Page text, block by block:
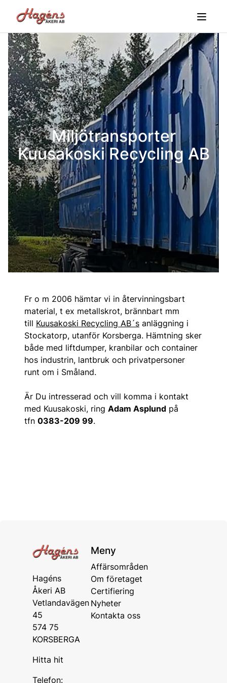
Miljötransporter
Kuusakoski Recycling AB
Fr o m 2006 hämtar vi in återvinningsbart
material, t ex metallskrot, brännbart mm
till Kuusakoski Recycling AB´s anläggning i
Stockatorp, utanför Korsberga. Hämtning sker
både med liftdumper, kranbilar och container
hos industrin, lantbruk och privatpersoner
runt om i Småland.
Är Du intresserad och vill komma i kontakt
med Kuusakoski, ring Adam Asplund på
tfn 0383-209 99.
Hagéns
Åkeri AB
Vetlandavägen
45
574 75
KORSBERGA
Hitta hit
Telefon:
Meny
Affärsområden
Om företaget
Certifiering
Nyheter
Kontakta oss